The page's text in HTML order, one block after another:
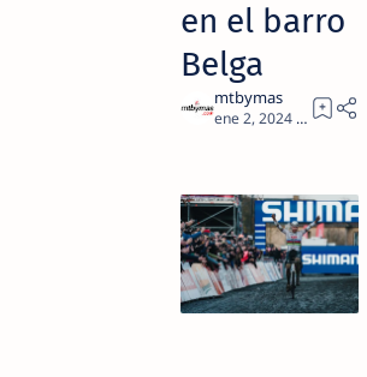
en el barro
Belga
3